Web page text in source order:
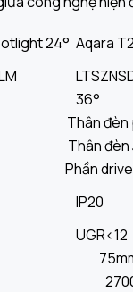
24° Aqara
36°
Thân
Thân đèn
Phần
IP20
UGR<12